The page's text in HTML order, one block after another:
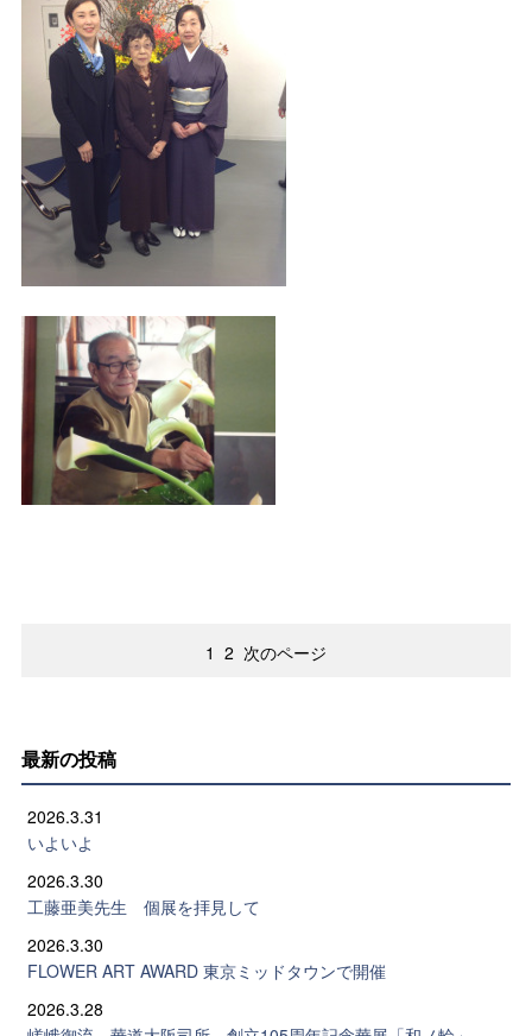
1 2 次のページ
最新の投稿
2026.3.31
いよいよ
2026.3.30
工藤亜美先生 個展を拝見して
2026.3.30
FLOWER ART AWARD 東京ミッドタウンで開催
2026.3.28